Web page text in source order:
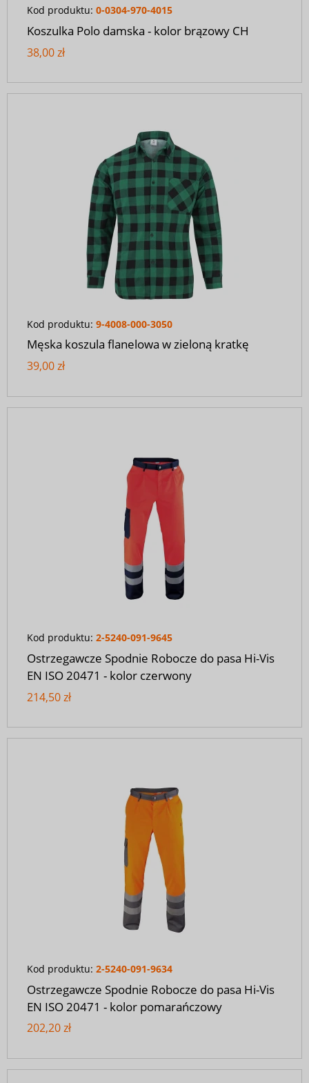
Kod produktu: 0-0304-970-4015
Koszulka Polo damska - kolor brązowy CH
38,00 zł
Kod produktu: 9-4008-000-3050
Męska koszula flanelowa w zieloną kratkę
39,00 zł
Kod produktu: 2-5240-091-9645
Ostrzegawcze Spodnie Robocze do pasa Hi-Vis
EN ISO 20471 - kolor czerwony
214,50 zł
Kod produktu: 2-5240-091-9634
Ostrzegawcze Spodnie Robocze do pasa Hi-Vis
EN ISO 20471 - kolor pomarańczowy
202,20 zł